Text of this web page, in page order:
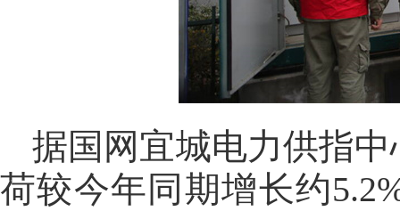
据国网宜城电力供指
荷较今年同期增长约